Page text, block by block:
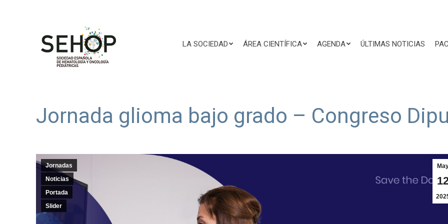
LA SOCIEDAD ÁREA CIENTÍFICA AGENDA ÚLTIMAS NOTICIAS
Jornada glioma bajo grado – Congreso
Jornadas
Noticias
Portada
Slider